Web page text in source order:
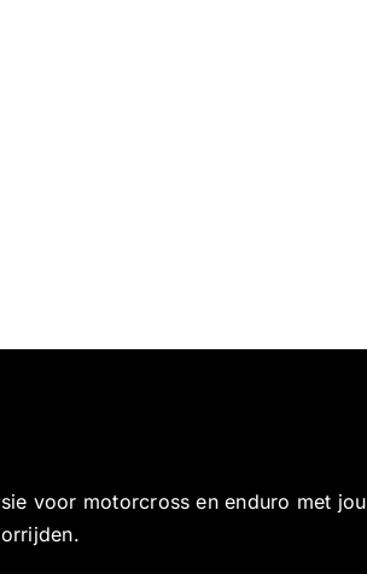
voor motorcross en enduro met jou